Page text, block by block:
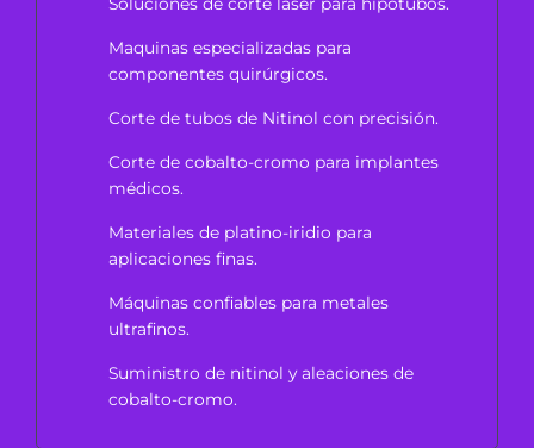
Maquinas especializadas para
componentes quirúrgicos.
Corte de tubos de Nitinol con precisión.
Corte de cobalto-cromo para implantes
médicos.
Materiales de platino-iridio para
aplicaciones finas.
Máquinas confiables para metales
ultrafinos.
Suministro de nitinol y aleaciones de
cobalto-cromo.